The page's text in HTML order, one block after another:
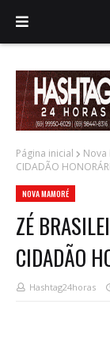
Página inicial Nova
CIDADÃO
NOVA MAMORÉ
ZÉ
CIDADÃO
Hashtag24horas